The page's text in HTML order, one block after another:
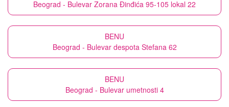
Beograd - Bulevar Zorana Đinđića 95-105 lokal 22
BENU
Beograd - Bulevar despota Stefana 62
BENU
Beograd - Bulevar umetnosti 4